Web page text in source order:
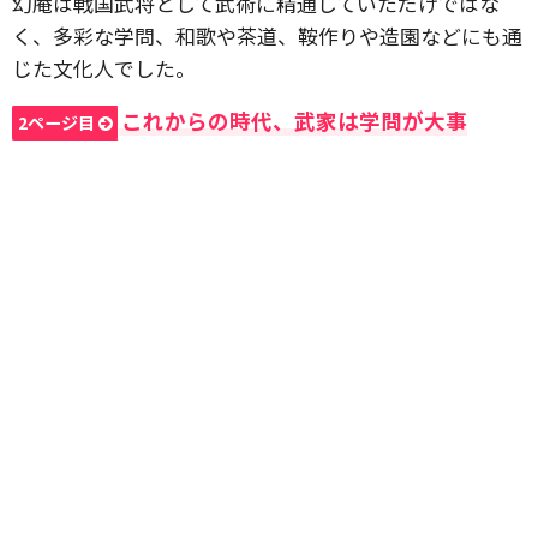
く、多彩な学問、和歌や茶道、鞍作りや造園などにも通
じた文化人でした。
2ページ目 これからの時代、武家は学問が大事